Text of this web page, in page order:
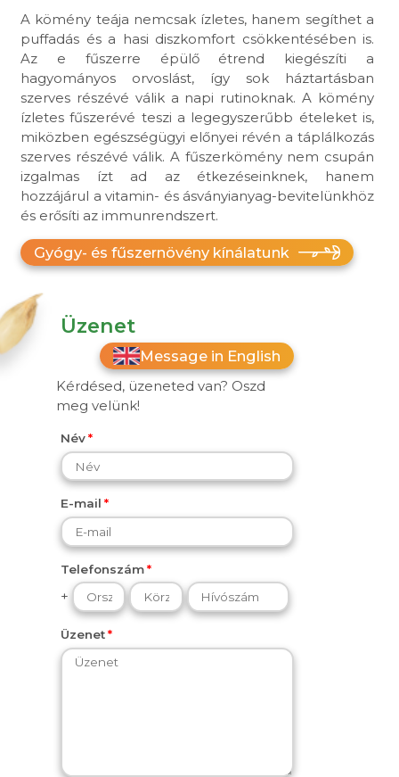
A kömény teája nemcsak ízletes, hanem segíthet a
puffadás és a hasi diszkomfort csökkentésében is.
Az e fűszerre épülő étrend kiegészíti a
hagyományos orvoslást, így sok háztartásban
szerves részévé válik a napi rutinoknak. A kömény
ízletes fűszerévé teszi a legegyszerűbb ételeket is,
miközben egészségügyi előnyei révén a táplálkozás
szerves részévé válik. A fűszerkömény nem csupán
izgalmas ízt ad az étkezéseinknek, hanem
hozzájárul a vitamin- és ásványianyag-bevitelünkhöz
és erősíti az immunrendszert.
Gyógy- és fűszernövény kínálatunk
Üzenet
Message in English
Kérdésed, üzeneted van? Oszd
meg velünk!
Név
E-mail
Telefonszám
+
Üzenet